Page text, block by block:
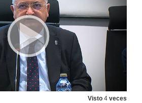
Visto 4 veces